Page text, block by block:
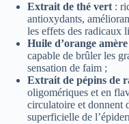
Extrait de thé vert :
antioxydants,
les effets des radicaux
Huile d’orange amère
capable de brûler les
sensation de faim ;
Extrait de pépins de
oligomériques et en
circulatoire et donnent
superficielle de